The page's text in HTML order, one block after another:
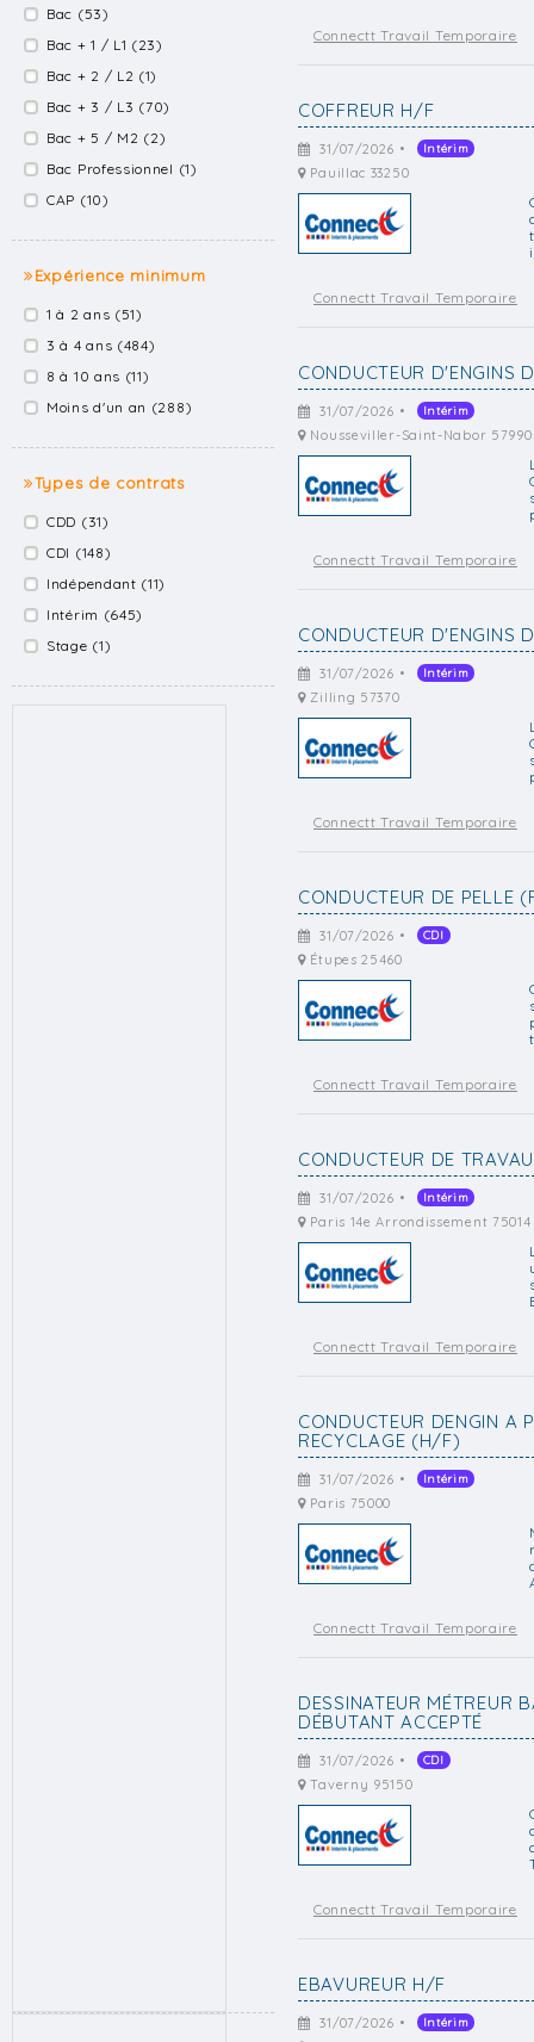
Bac (53)
Bac + 1 / L1 (23)
Bac + 2 / L2 (1)
Bac + 3 / L3 (70)
Bac + 5 / M2 (2)
Bac Professionnel (1)
CAP (10)
Expérience minimum
1 à 2 ans (51)
3 à 4 ans (484)
8 à 10 ans (11)
Moins d'un an (288)
Types de contrats
CDD (31)
CDI (148)
Indépendant (11)
Intérim (645)
Stage (1)
Connectt Travail Temporaire
COFFREUR H/F
31/07/2026 • Intérim
Pauillac 33250
Connectt Travail Temporaire
CONDUCTEUR D'ENGINS
31/07/2026 • Intérim
Nousseviller-Saint-Nabor 57990
Connectt Travail Temporaire
CONDUCTEUR D'ENGINS
31/07/2026 • Intérim
Zilling 57370
Connectt Travail Temporaire
CONDUCTEUR DE PELLE
31/07/2026 • CDI
Étupes 25460
Connectt Travail Temporaire
CONDUCTEUR DE
31/07/2026 • Intérim
Paris 14e Arrondissement 75014
Connectt Travail Temporaire
CONDUCTEUR DENGIN A
RECYCLAGE (H/F)
31/07/2026 • Intérim
Paris 75000
Connectt Travail Temporaire
DESSINATEUR MÉTREUR
DÉBUTANT ACCEPTÉ
31/07/2026 • CDI
Taverny 95150
Connectt Travail Temporaire
EBAVUREUR H/F
31/07/2026 • Intérim